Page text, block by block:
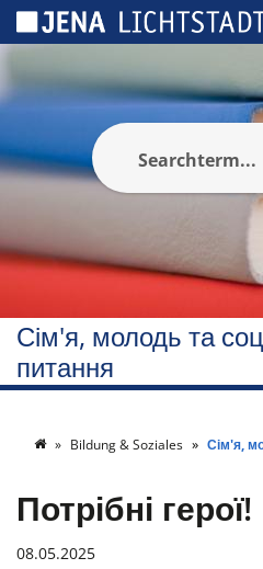
Сім'я, молодь та
питання
Bildung & Soziales Сім'я,
Потрібні герої!
08.05.2025
Панель керування кукі